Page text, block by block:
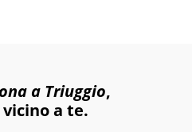
a Triuggio,
a te.